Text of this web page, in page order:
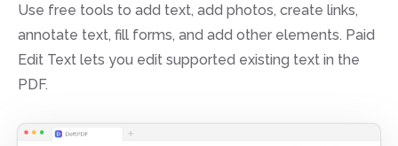
Use free tools to add text, add photos, create links,
annotate text, fill forms, and add other elements. Paid
Edit Text lets you edit supported existing text in the
PDF.